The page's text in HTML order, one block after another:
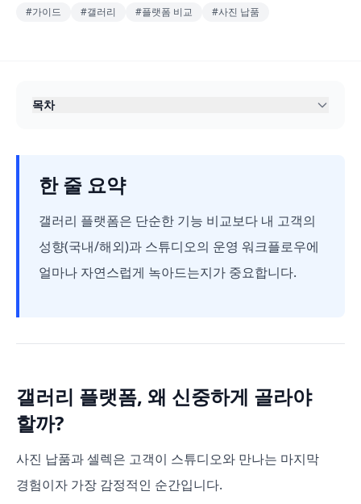
#가이드 #갤러리 #플랫폼 비교 #사진 납품
목차
한 줄 요약
갤러리 플랫폼은 단순한 기능 비교보다 내 고객의
성향(국내/해외)과 스튜디오의 운영 워크플로우에
얼마나 자연스럽게 녹아드는지가 중요합니다.
갤러리 플랫폼, 왜 신중하게 골라야
할까?
사진 납품과 셀렉은 고객이 스튜디오와 만나는 마지막
경험이자 가장 감정적인 순간입니다.